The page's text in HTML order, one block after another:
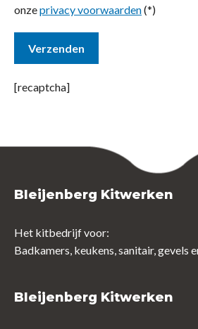
onzeprivacy voorwaarden(*)
[recaptcha]
Bleijenberg Kitwerken
Het kitbedrijf voor:
Badkamers, keukens, sanitair, gevels
Bleijenberg Kitwerken